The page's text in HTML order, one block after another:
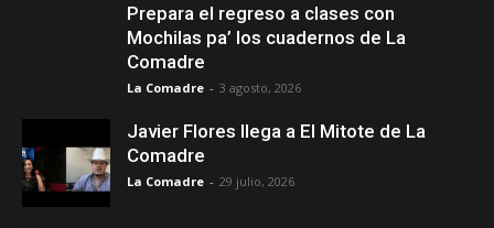
Prepara el regreso a clases con
Mochilas pa’ los cuadernos de La
Comadre
La Comadre - 3 agosto, 2026
Javier Flores llega a El Mitote de La
Comadre
La Comadre - 29 julio, 2026